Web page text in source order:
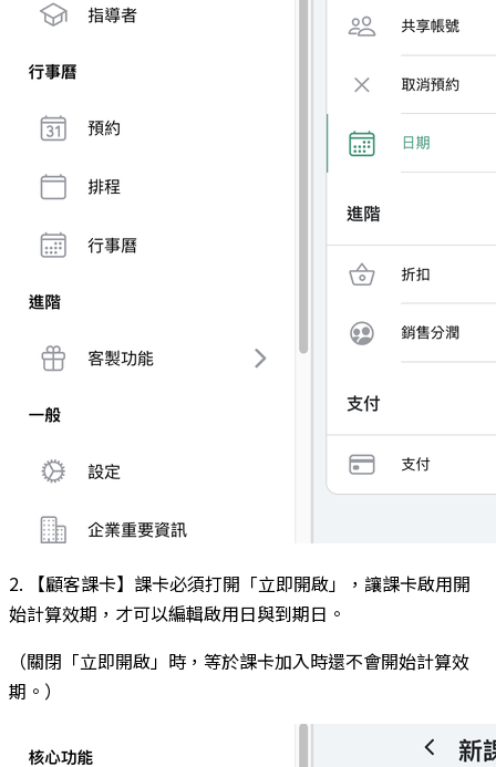
2. 【顧客課卡】課卡必須打開「立即開啟」，讓課卡啟用開
始計算效期，才可以編輯啟用日與到期日。
（關閉「立即開啟」時，等於課卡加入時還不會開始計算效
期。）